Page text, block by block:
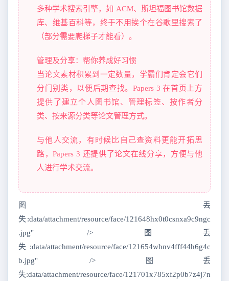
多种学术搜索引擎，如 ACM、斯坦福图书馆数据
库、维基百科等，终于不用挨个在谷歌里搜索了
（部分需要爬梯子才能看）。
管理及分享：帮你养成好习惯
当论文素材积累到一定数量，学霸们肯定会它们
分门别类，以便后期查找。Papers 3 在首页上方
提供了建立个人图书馆、管理标签、按作者分
类、按来源分类等论文管理方式。
与他人交流，有时候比自己查资料更能开拓思
路，Papers 3 还提供了论文在线分享，方便与他
人进行学术交流。
图丢
失:data/attachment/resource/face/121648hx0t0csnxa9c9ngc
.jpg" />图丢
失:data/attachment/resource/face/121654whnv4fff44h6g4c
b.jpg" />图丢
失:data/attachment/resource/face/121701x785xf2p0b7z4j7n